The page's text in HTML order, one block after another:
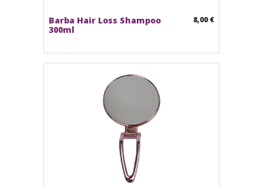
Barba Hair Loss Shampoo
300ml
8,00 €